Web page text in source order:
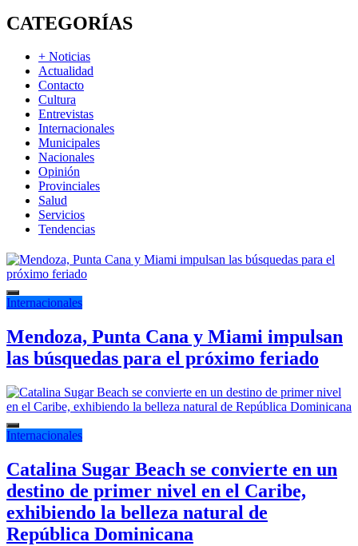
CATEGORÍAS
+ Noticias
Actualidad
Contacto
Cultura
Entrevistas
Internacionales
Municipales
Nacionales
Opinión
Provinciales
Salud
Servicios
Tendencias
Internacionales
Mendoza, Punta Cana y Miami impulsan
las búsquedas para el próximo feriado
Internacionales
Catalina Sugar Beach se convierte en un
destino de primer nivel en el Caribe,
exhibiendo la belleza natural de
República Dominicana